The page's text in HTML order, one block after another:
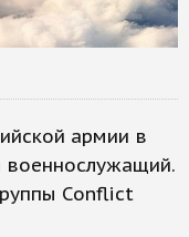
армии в
военнослужащий.
Conflict